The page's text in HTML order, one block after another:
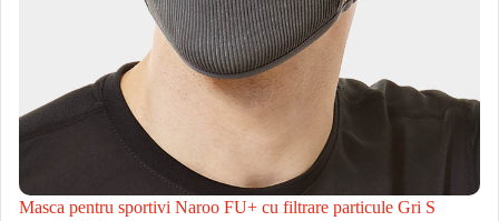
Masca pentru sportivi Naroo FU+ cu filtrare particule Gri S